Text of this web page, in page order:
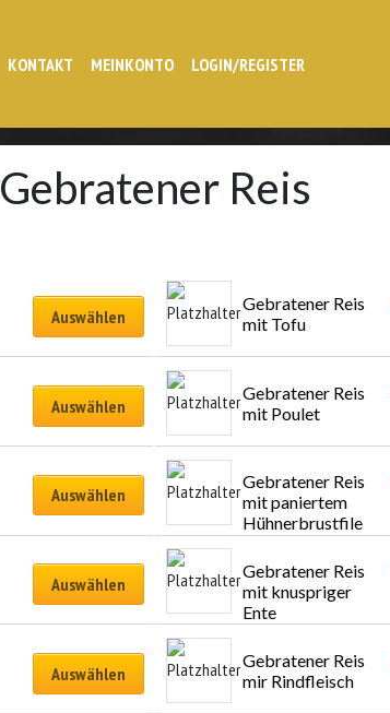
KONTAKT MEINKONTO LOGIN/REGISTER
Gebratener Reis
Auswählen
Gebratener Reis
mit Tofu
Auswählen
Gebratener Reis
mit Poulet
Auswählen
Gebratener Reis
mit paniertem
Hühnerbrustfile
Auswählen
Gebratener Reis
mit knuspriger
Ente
Auswählen
Gebratener Reis
mir Rindfleisch